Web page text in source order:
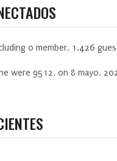
0 member, 1.426
were 9512, on 8 mayo,